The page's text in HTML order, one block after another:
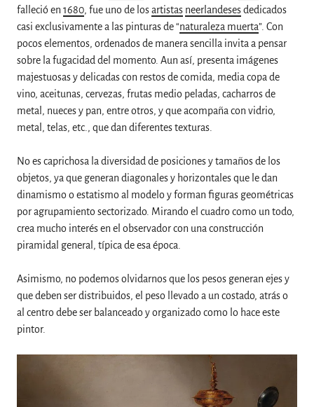
falleció en 1680, fue uno de losartistas neerlandesesdedicados
casi exclusivamente a las pinturas de “naturaleza muerta”. Con
pocos elementos, ordenados de manera sencilla invita a pensar
sobre la fugacidad del momento. Aun así, presenta imágenes
majestuosas y delicadas con restos de comida, media copa de
vino, aceitunas, cervezas, frutas medio peladas, cacharros de
metal, nueces y pan, entre otros, y que acompaña con vidrio,
metal, telas, etc., que dan diferentes texturas.
No es caprichosa la diversidad de posiciones y tamaños de los
objetos, ya que generan diagonales y horizontales que le dan
dinamismo o estatismo al modelo y forman figuras geométricas
por agrupamiento sectorizado. Mirando el cuadro como un todo,
crea mucho interés en el observador con una construcción
piramidal general, típica de esa época.
Asimismo, no podemos olvidarnos que los pesos generan ejes y
que deben ser distribuidos, el peso llevado a un costado, atrás o
al centro debe ser balanceado y organizado como lo hace este
pintor.